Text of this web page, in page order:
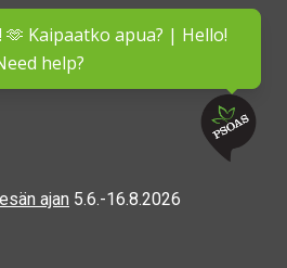
🫶 Kaipaatko apua? | Hello!
help?
ajan 5.6.-16.8.2026